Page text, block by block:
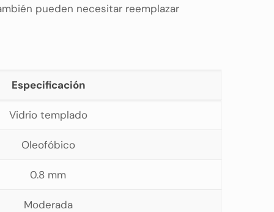
pueden necesitar reemplazar
Especificación
Vidrio templado
Oleofóbico
0.8 mm
Moderada